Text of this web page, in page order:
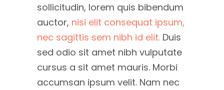
sollicitudin, lorem quis bibendum
auctor, nisi elit consequat ipsum,
nec sagittis sem nibh id elit. Duis
sed odio sit amet nibh vulputate
cursus a sit amet mauris. Morbi
accumsan ipsum velit. Nam nec